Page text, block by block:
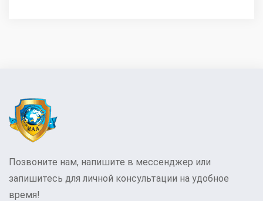
Позвоните нам, напишите в мессенджер или
запишитесь для личной консультации на удобное
время!